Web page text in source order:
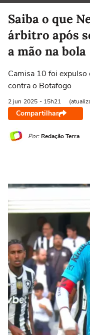
Selecione o time para
Saiba o que
árbitro após
a mão na bola
Camisa 10 foi
contra o Botafogo
2 jun 2025 - 15h21
Compartilhar
Por: Redação Terra